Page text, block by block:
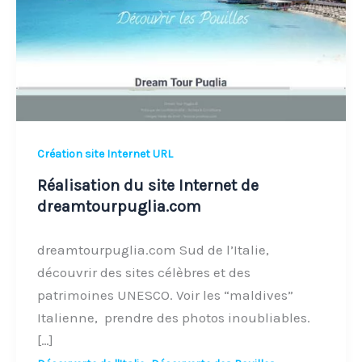
Création site Internet URL
Réalisation du site Internet de
dreamtourpuglia.com
dreamtourpuglia.com Sud de l’Italie,
découvrir des sites célèbres et des
patrimoines UNESCO. Voir les “maldives”
Italienne, prendre des photos inoubliables.
[…]
dreamtourpuglia.com